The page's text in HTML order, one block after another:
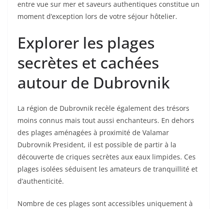
entre vue sur mer et saveurs authentiques constitue un
moment d’exception lors de votre séjour hôtelier.
Explorer les plages
secrètes et cachées
autour de Dubrovnik
La région de Dubrovnik recèle également des trésors
moins connus mais tout aussi enchanteurs. En dehors
des plages aménagées à proximité de Valamar
Dubrovnik President, il est possible de partir à la
découverte de criques secrètes aux eaux limpides. Ces
plages isolées séduisent les amateurs de tranquillité et
d’authenticité.
Nombre de ces plages sont accessibles uniquement à